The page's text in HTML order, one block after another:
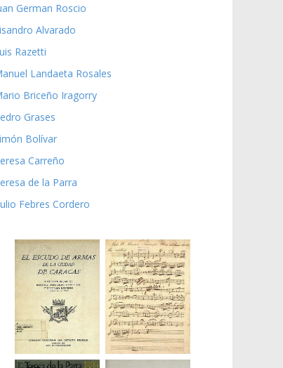
German Roscio
Alvarado
Razetti
Landaeta Rosales
Briceño Iragorry
Grases
Bolívar
Carreño
de la Parra
Febres Cordero